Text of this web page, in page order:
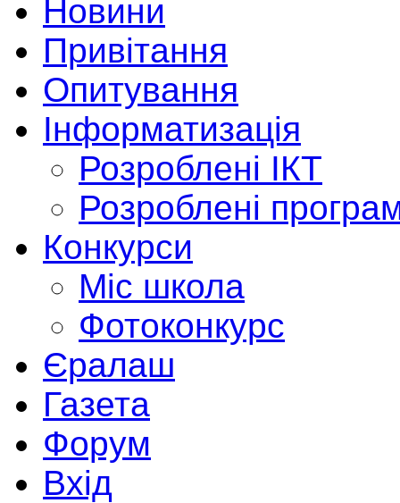
Новини
Привітання
Опитування
Інформатизація
Розроблені ІКТ
Розроблені
Конкурси
Міс школа
Фотоконкурс
Єралаш
Газета
Форум
Вхід